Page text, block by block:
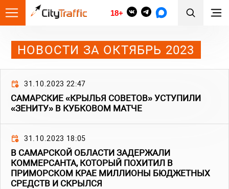
18+
НОВОСТИ ЗА ОКТЯБРЬ 2023
31.10.2023 22:47
САМАРСКИЕ «КРЫЛЬЯ СОВЕТОВ» УСТУПИЛИ
«ЗЕНИТУ» В КУБКОВОМ МАТЧЕ
31.10.2023 18:05
В САМАРСКОЙ ОБЛАСТИ ЗАДЕРЖАЛИ
КОММЕРСАНТА, КОТОРЫЙ ПОХИТИЛ В
ПРИМОРСКОМ КРАЕ МИЛЛИОНЫ БЮДЖЕТНЫХ
СРЕДСТВ И СКРЫЛСЯ